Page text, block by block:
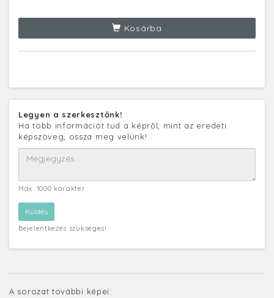
Kosárba
Legyen a szerkesztőnk!
Ha több információt tud a képről, mint az eredeti
képszöveg, ossza meg velünk!
Max. 1000 karakter
Bejelentkezés szükséges!
A sorozat további képei: